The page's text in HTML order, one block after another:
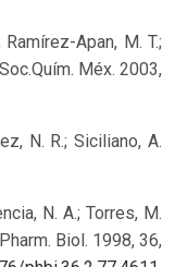
Apan, M. T.;
Méx. 2003,
N. R.; Siciliano, A.
N. A.; Torres, M.
Biol. 1998, 36,